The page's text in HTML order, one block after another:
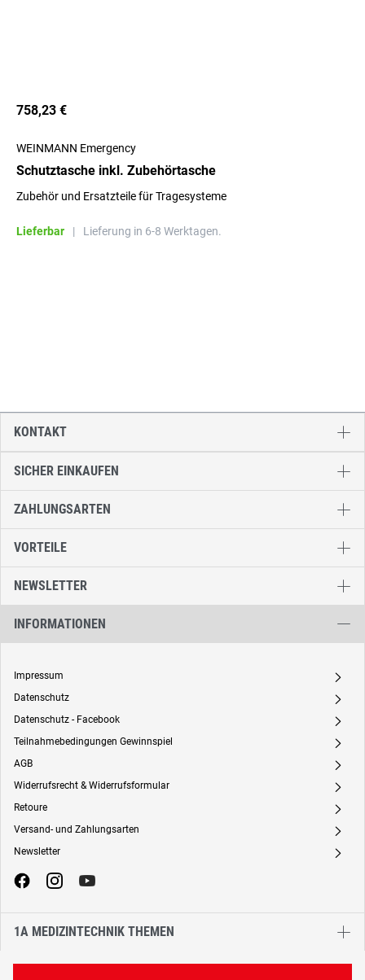
758,23 €
WEINMANN Emergency
Schutztasche inkl. Zubehörtasche
Zubehör und Ersatzteile für Tragesysteme
Lieferbar | Lieferung in 6-8 Werktagen.
SICHER EINKAUFEN
ZAHLUNGSARTEN
VORTEILE
NEWSLETTER
INFORMATIONEN
Impressum A
Datenschutz A
Datenschutz - Facebook A
Teilnahmebedingungen Gewinnspiel A
AGB A
Widerrufsrecht & Widerrufsformular A
Retoure A
Versand- und Zahlungsarten A
Newsletter A
1A MEDIZINTECHNIK THEMEN
KONTAKT